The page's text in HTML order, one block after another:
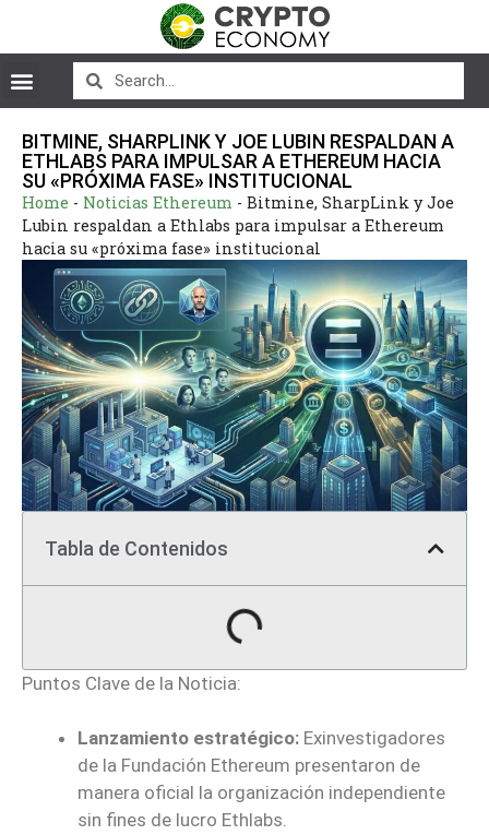
BITMINE, SHARPLINK Y JOE LUBIN RESPALDAN A
ETHLABS PARA IMPULSAR A ETHEREUM HACIA
SU «PRÓXIMA FASE» INSTITUCIONAL
Home - Noticias Ethereum - Bitmine, SharpLink y Joe
Lubin respaldan a Ethlabs para impulsar a Ethereum
hacia su «próxima fase» institucional
Tabla de Contenidos
Puntos Clave de la Noticia:
Lanzamiento estratégico: Exinvestigadores
de la Fundación Ethereum presentaron de
manera oficial la organización independiente
sin fines de lucro Ethlabs.